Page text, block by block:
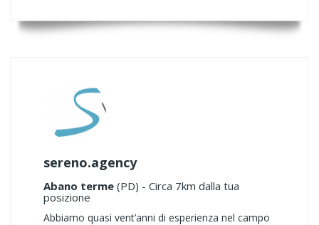
sereno.agency
Abano terme (PD) - Circa 7km dalla tua
posizione
Abbiamo quasi vent’anni di esperienza nel campo